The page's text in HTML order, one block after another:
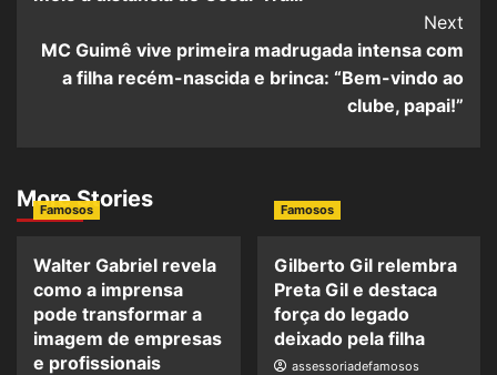
Next
MC Guimê vive primeira madrugada intensa com
a filha recém-nascida e brinca: “Bem-vindo ao
clube, papai!”
More Stories
Famosos
Walter Gabriel revela
como a imprensa
pode transformar a
imagem de empresas
e profissionais
Famosos
Gilberto Gil relembra
Preta Gil e destaca
força do legado
deixado pela filha
assessoriadefamosos